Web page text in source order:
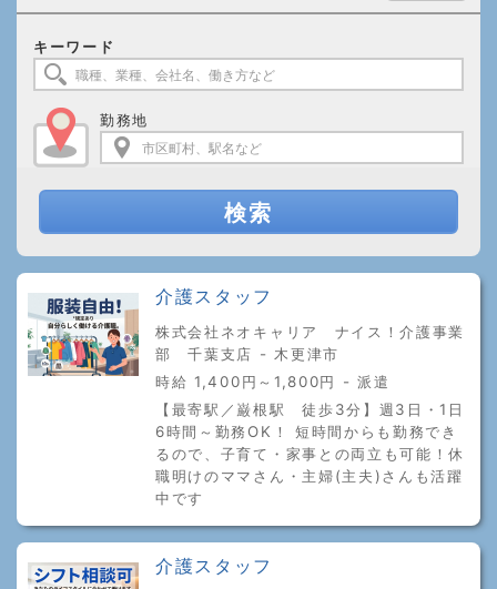
キーワード
勤務地
検索
介護スタッフ
株式会社ネオキャリア ナイス！介護事業
部 千葉支店 - 木更津市
時給 1,400円～1,800円 - 派遣
【最寄駅／巌根駅 徒歩3分】週3日・1日
6時間～勤務OK！ 短時間からも勤務でき
るので、子育て・家事との両立も可能！休
職明けのママさん・主婦(主夫)さんも活躍
中です
介護スタッフ